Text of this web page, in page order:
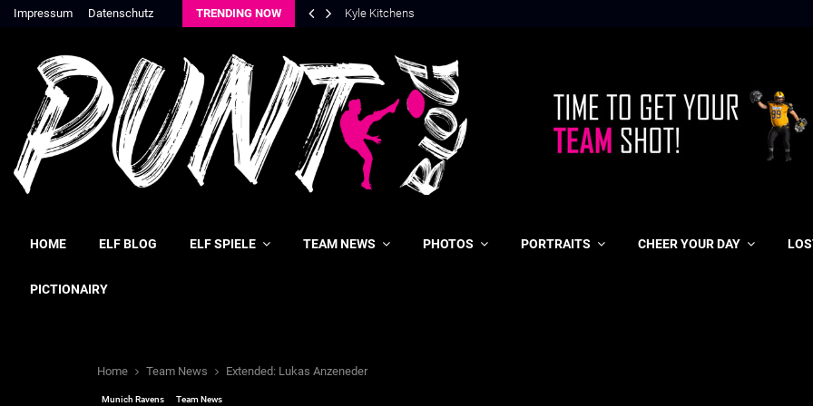
Impressum Datenschutz TRENDING NOW Kyle Kitchens
HOME ELF BLOG ELF SPIELE TEAM NEWS PHOTOS PORTRAITS CHEER YOUR DAY
PICTIONAIRY
Home Team News Extended: Lukas Anzeneder
Munich Ravens Team News